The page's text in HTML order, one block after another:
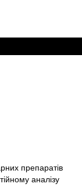
препаратів
аналізу